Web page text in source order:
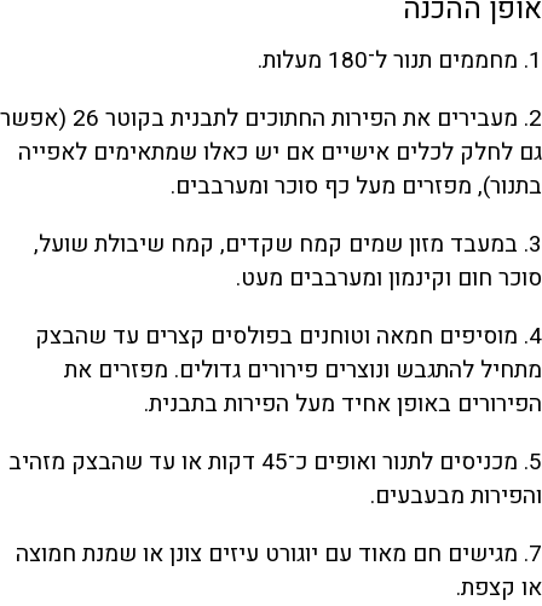
אופן ההכנה
1. מחממים תנור ל־180 מעלות.
2. מעבירים את הפירות החתוכים לתבנית בקוטר 26 (אפשר
גם לחלק לכלים אישיים אם יש כאלו שמתאימים לאפייה
בתנור), מפזרים מעל כף סוכר ומערבבים.
3. במעבד מזון שמים קמח שקדים, קמח שיבולת שועל,
סוכר חום וקינמון ומערבבים מעט.
4. מוסיפים חמאה וטוחנים בפולסים קצרים עד שהבצק
מתחיל להתגבש ונוצרים פירורים גדולים. מפזרים את
הפירורים באופן אחיד מעל הפירות בתבנית.
5. מכניסים לתנור ואופים כ־45 דקות או עד שהבצק מזהיב
והפירות מבעבעים.
7. מגישים חם מאוד עם יוגורט עיזים צונן או שמנת חמוצה
או קצפת.